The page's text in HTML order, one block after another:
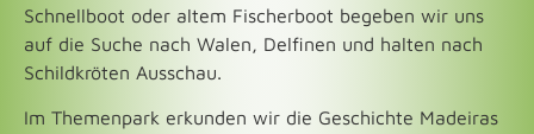
Schnellboot oder altem Fischerboot begeben wir uns
auf die Suche nach Walen, Delfinen und halten nach
Schildkröten Ausschau.
Im Themenpark erkunden wir die Geschichte Madeiras